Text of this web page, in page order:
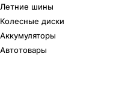
Летние шины
Колесные диски
Аккумуляторы
Автотовары